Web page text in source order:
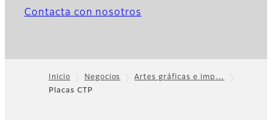
Contacta con nosotros
Footer
Inicio Negocios
Artes gráficas e imp…
Placas CTP